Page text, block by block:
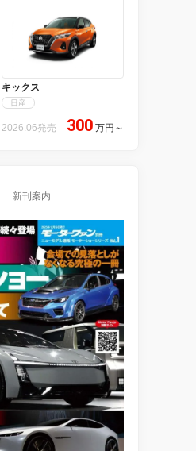
キックス
日産
2026.06発売 300 万円 ～
新刊案内